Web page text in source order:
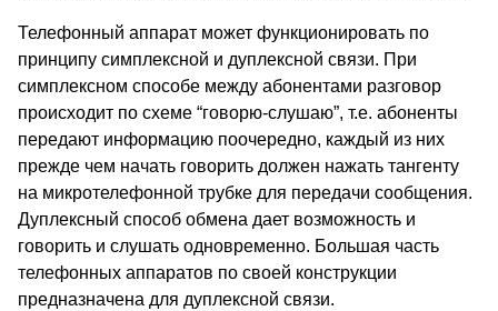
Телефонный аппарат может функционировать по
принципу симплексной и дуплексной связи. При
симплексном способе между абонентами разговор
происходит по схеме “говорю-слушаю”, т.е. абоненты
передают информацию поочередно, каждый из них
прежде чем начать говорить должен нажать тангенту
на микротелефонной трубке для передачи сообщения.
Дуплексный способ обмена дает возможность и
говорить и слушать одновременно. Большая часть
телефонных аппаратов по своей конструкции
предназначена для дуплексной связи.